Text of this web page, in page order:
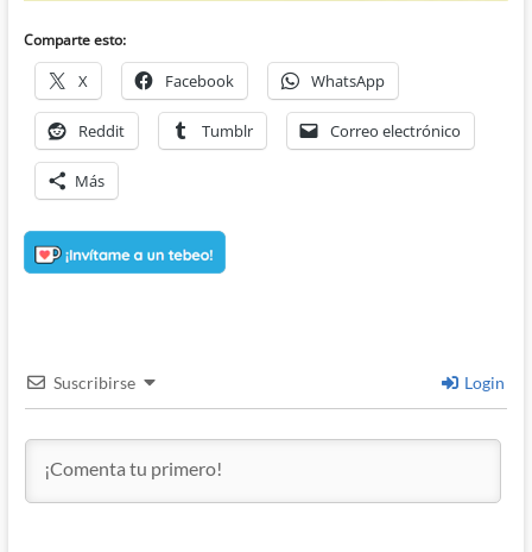
Comparte esto:
X Facebook WhatsApp
Reddit Tumblr Correo electrónico
Más
Suscribirse Login